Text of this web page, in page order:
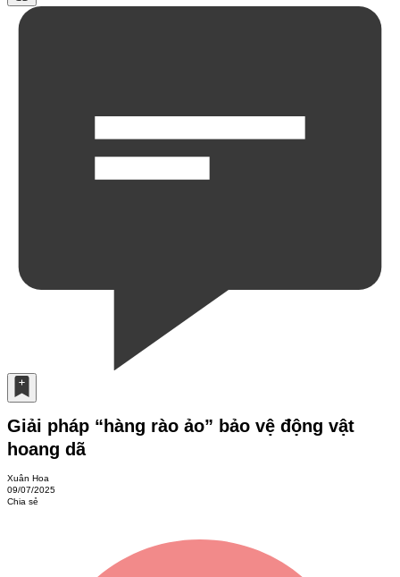
Giải pháp “hàng rào ảo” bảo vệ động vật
hoang dã
Xuân Hoa
09/07/2025
Chia sẻ